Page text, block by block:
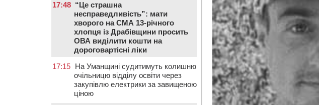
17:48 “Це страшна
несправедливість”: мати
хворого на СМА 13-річного
хлопця із Драбівщини просить
ОВА виділити кошти на
дороговартісні ліки
17:15 На Уманщині судитимуть колишню
очільницю відділу освіти через
закупівлю електрики за завищеною
ціною